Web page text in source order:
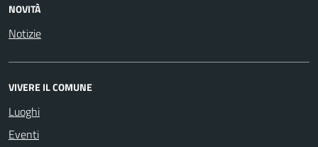
NOVITÀ
Notizie
VIVERE IL COMUNE
Luoghi
Eventi